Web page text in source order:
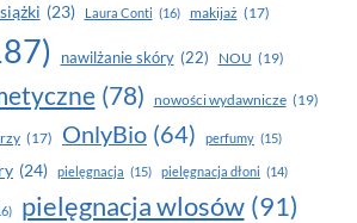
(23) Laura Conti (16) makijaż (17)
nawilżanie skóry (22) NOU (19)
(78) nowości wydawnicze (19)
(17) OnlyBio (64) perfumy (15)
(24) pielęgnacja (15) pielęgnacja dłoni (14)
pielęgnacja wlosów (91)